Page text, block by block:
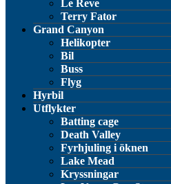
Le Reve
Terry Fator
Grand Canyon
Helikopter
Bil
Buss
Flyg
Hyrbil
Utflykter
Batting cage
Death Valley
Fyrhjuling i öknen
Lake Mead
Kryssningar